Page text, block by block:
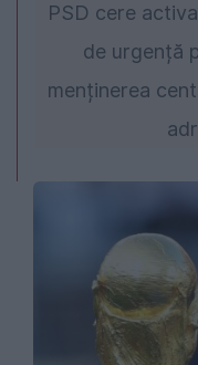
PSD cere
de urgență
menținerea